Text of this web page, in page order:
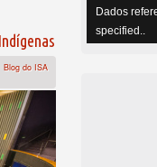
Blog do ISA